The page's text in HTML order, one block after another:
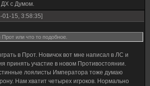
ДХ с Думом.
01-15, 3:58:35]
или что то подобное.
в Прот. Новичок вот мне написал в ЛС и
принять участие в новом Противостоянии.
лоялисты Императора тоже думаю
Нам хватит четырех игроков. Нормально